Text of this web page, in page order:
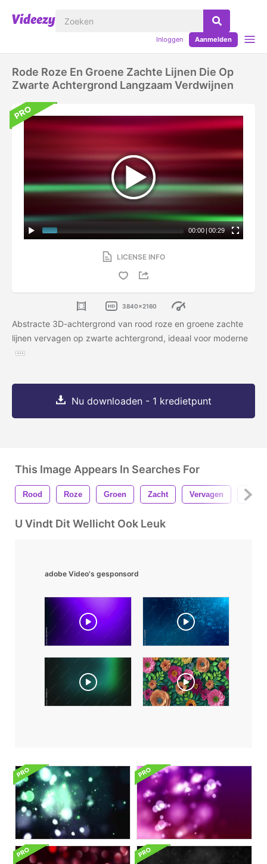
Inloggen Aanmelden
Rode Roze En Groene Zachte Lijnen Die Op
Zwarte Achtergrond Langzaam Verdwijnen
00:00 | 00:29
LICENSE INFO
3840x2160
Abstracte 3D-achtergrond van rood roze en groene zachte
lijnen vervagen op zwarte achtergrond, ideaal voor moderne
Nu downloaden - 1 kredietpunt
This Image Appears In Searches For
Rood Roze Groen Zacht Vervagen Lijn
U Vindt Dit Wellicht Ook Leuk
adobe Video's gesponsord